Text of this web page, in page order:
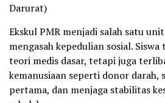
Darurat)
Ekskul PMR menjadi salah satu
mengasah kepedulian sosial.
teori medis dasar, tetapi juga
kemanusiaan seperti donor
pertama, dan menjaga stabilitas